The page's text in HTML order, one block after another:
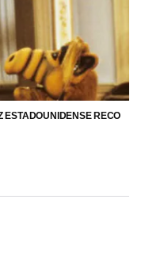
ESTADOUNIDENSE RECO